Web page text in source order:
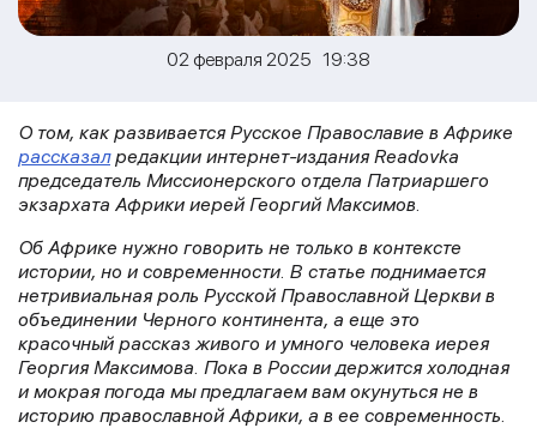
02 февраля 2025 19:38
О том, как развивается Русское Православие в Африке
рассказалредакции интернет-издания Readovka
председатель Миссионерского отдела Патриаршего
экзархата Африки иерей Георгий Максимов.
Об Африке нужно говорить не только в контексте
истории, но и современности. В статье поднимается
нетривиальная роль Русской Православной Церкви в
объединении Черного континента, а еще это
красочный рассказ живого и умного человека иерея
Георгия Максимова. Пока в России держится холодная
и мокрая погода мы предлагаем вам окунуться не в
историю православной Африки, а в ее современность.